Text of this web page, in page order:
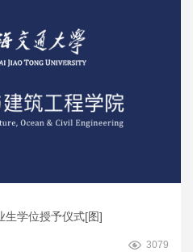
生学位授予仪式[图]
3079